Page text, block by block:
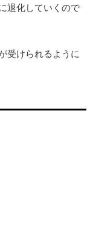
退化していくので
受けられるように